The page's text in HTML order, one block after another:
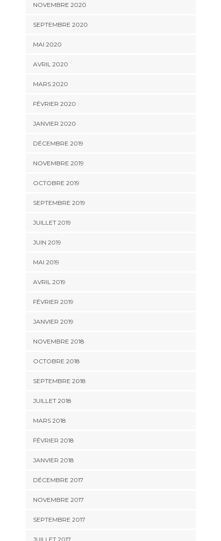
NOVEMBRE 2020
SEPTEMBRE 2020
MAI 2020
AVRIL 2020
MARS 2020
FÉVRIER 2020
JANVIER 2020
DÉCEMBRE 2019
NOVEMBRE 2019
OCTOBRE 2019
SEPTEMBRE 2019
JUILLET 2019
JUIN 2019
MAI 2019
AVRIL 2019
FÉVRIER 2019
JANVIER 2019
NOVEMBRE 2018
OCTOBRE 2018
SEPTEMBRE 2018
JUILLET 2018
MARS 2018
FÉVRIER 2018
JANVIER 2018
DÉCEMBRE 2017
NOVEMBRE 2017
SEPTEMBRE 2017
JUILLET 2017